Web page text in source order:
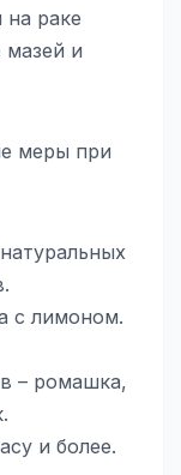
на раке
мазей и
меры при
с лимоном.
– ромашка,
и более.